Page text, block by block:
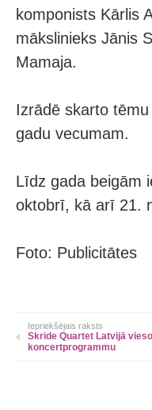
komponists Kārlis
mākslinieks Jānis
Mamaja.
Izrādē skarto
gadu vecumam.
Līdz gada beigām
oktobrī, kā arī 21.
Foto: Publicitātes
Iepriekšējais raksts
Skride Quartet Latvijā
koncertprogrammu